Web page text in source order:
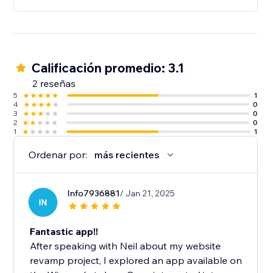
Calificación promedio: 3.1
2 reseñas
5
1
4
0
3
0
2
0
1
1
Ordenar por: más recientes
IN
Info7936881/ Jan 21, 2025
Fantastic app!!
After speaking with Neil about my website
revamp project, I explored an app available on